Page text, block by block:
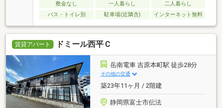
敷金なし 一人暮らし
二人暮らし
バス・トイレ別
駐車場(近隣含) インターネット無料
賃貸アパート ドミール西平Ｃ
岳南電車 吉原本町駅 徒歩28分
その他の交通
築23年11ヶ月 / 2階建
静岡県富士市伝法